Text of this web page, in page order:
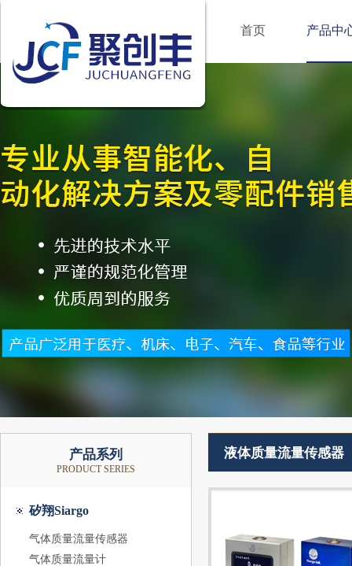
首页 产品中
产品系列
PRODUCT SERIES
矽翔Siargo
气体质量流量传感器
气体质量流量计
液体质量流量传感器